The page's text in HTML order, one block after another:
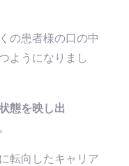
の患者様の口の中
ようになりまし
態を映し出
転向したキャリア